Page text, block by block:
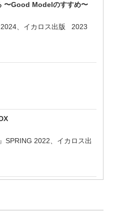
〜Good Modelのすすめ〜
、イカロス出版 2023
SPRING 2022、イカロス出